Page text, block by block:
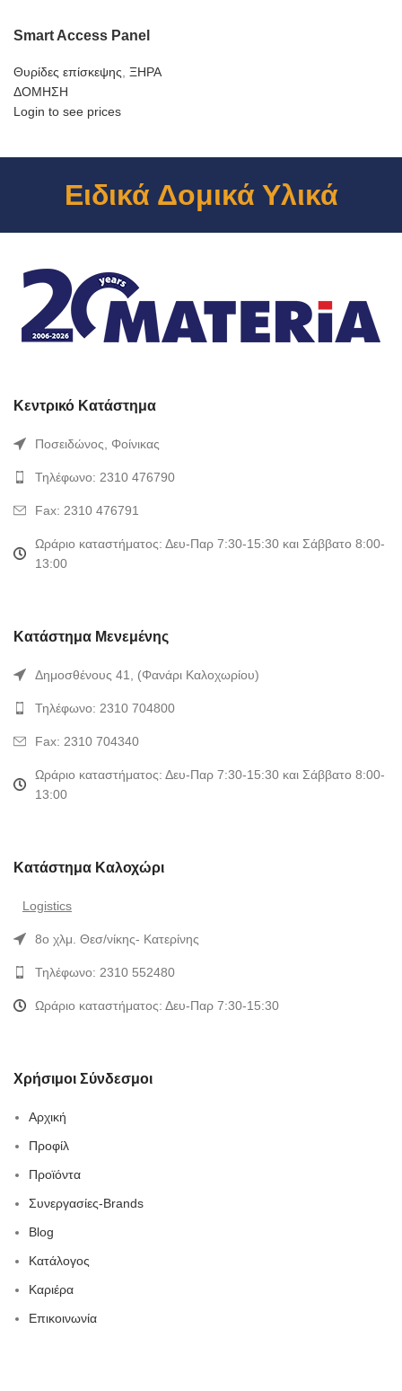
Smart Access Panel
Θυρίδες επίσκεψης ΞΗΡΑ
ΔΟΜΗΣΗ
Login to see prices
Ειδικά Δομικά Υλικά
Κεντρικό Κατάστημα
Ποσειδώνος, Φοίνικας
Τηλέφωνο: 2310 476790
Fax: 2310 476791
Ωράριο καταστήματος: Δευ-Παρ 7:30-15:30 και Σάββατο 8:00-
13:00
Κατάστημα Μενεμένης
Δημοσθένους 41, (Φανάρι Καλοχωρίου)
Τηλέφωνο: 2310 704800
Fax: 2310 704340
Ωράριο καταστήματος: Δευ-Παρ 7:30-15:30 και Σάββατο 8:00-
13:00
Κατάστημα Καλοχώρι
Logistics
8ο χλμ. Θεσ/νίκης- Κατερίνης
Τηλέφωνο: 2310 552480
Ωράριο καταστήματος: Δευ-Παρ 7:30-15:30
Χρήσιμοι Σύνδεσμοι
Αρχική
Προφίλ
Προϊόντα
Συνεργασίες-Brands
Blog
Κατάλογος
Καριέρα
Επικοινωνία